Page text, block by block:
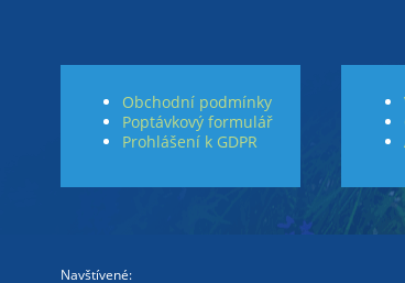
Obchodní podmínky
Poptávkový formulář
Prohlášení k GDPR
Navštívené: